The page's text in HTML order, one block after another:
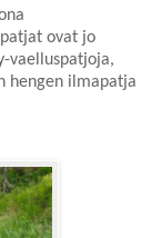
ovat jo
vaelluspatjoja,
hengen ilmapatja